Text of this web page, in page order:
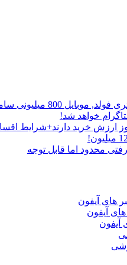
800 میلیونی سامسونگ!
خواهد شد!
ارزش خرید دارند+شرایط
های آیفون
آیفون
آیفون